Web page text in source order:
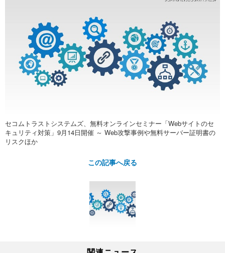
セコムトラストシステムズ、無料オンラインセミナー「Webサイトのセ
キュリティ対策」9月14日開催 ～ Web攻撃事例や無料サーバー証明書の
リスクほか
この記事へ戻る